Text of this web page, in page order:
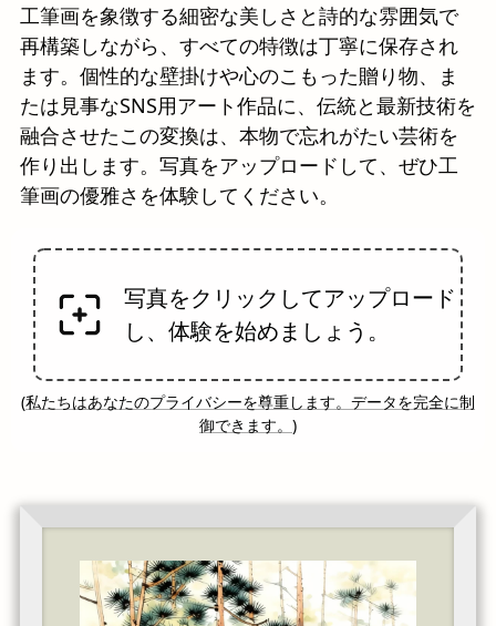
工筆画を象徴する細密な美しさと詩的な雰囲気で
再構築しながら、すべての特徴は丁寧に保存され
ます。個性的な壁掛けや心のこもった贈り物、ま
たは見事なSNS用アート作品に、伝統と最新技術を
融合させたこの変換は、本物で忘れがたい芸術を
作り出します。写真をアップロードして、ぜひ工
筆画の優雅さを体験してください。
写真をクリックしてアップロード
し、体験を始めましょう。
(私たちはあなたのプライバシーを尊重します。データを完全に制
御できます。 )